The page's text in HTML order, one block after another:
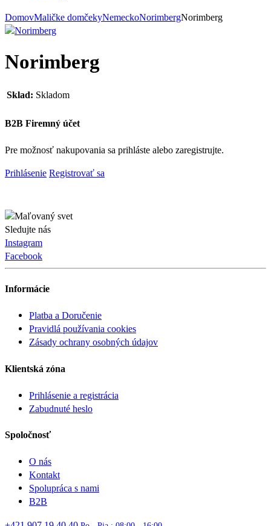
DomovMaličke domčekyNemeckoNorimbergNorimberg
Norimberg
Sklad: Skladom
B2B Firemný účet
Pre možnosť nakupovania sa prihláste alebo zaregistrujte.
Prihlásenie Registrovať sa
Sledujte nás
Instagram
Facebook
Informácie
Platba a Doručenie
Pravidlá používania cookies
Zásady ochrany osobných údajov
Klientská zóna
Prihlásenie a registrácia
Zabudnuté heslo
Spoločnosť
O nás
Kontakt
Spolupráca s nami
B2B